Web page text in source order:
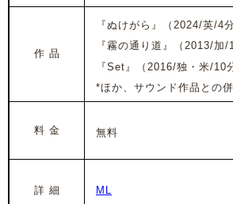
作 品
『ぬけがら』（2024/英/4分
『霧の通り道』（2013/加/
『Set』（2016/独・米/10
*ほか、サウンド作品との
料 金 無料
詳 細 ML